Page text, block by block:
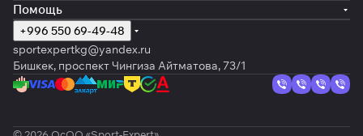
Помощь
+996 550 69-49-48
sportexpertkg@yandex.ru
Бишкек, проспект Чингиза Айтматова, 73/1